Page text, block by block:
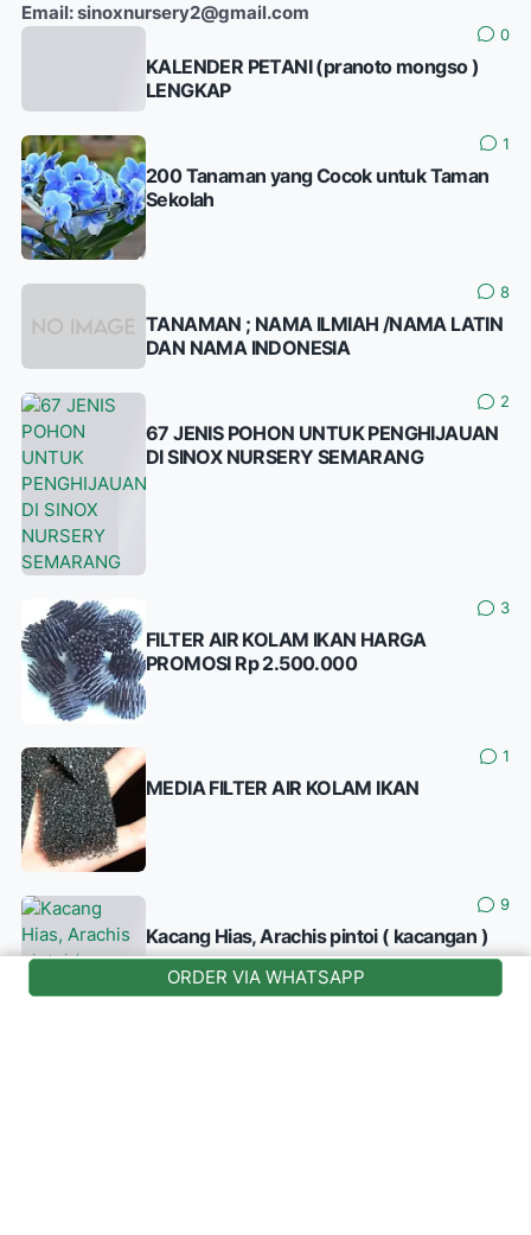
Email: sinoxnursery2@gmail.com
0
KALENDER PETANI (pranoto mongso )
LENGKAP
1
200 Tanaman yang Cocok untuk Taman
Sekolah
8
TANAMAN ; NAMA ILMIAH /NAMA LATIN
DAN NAMA INDONESIA
2
67 JENIS POHON UNTUK PENGHIJAUAN
DI SINOX NURSERY SEMARANG
3
FILTER AIR KOLAM IKAN HARGA
PROMOSI Rp 2.500.000
1
MEDIA FILTER AIR KOLAM IKAN
9
Kacang Hias, Arachis pintoi ( kacangan )
ORDER VIA WHATSAPP